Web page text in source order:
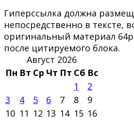
Гиперссылка должна
непосредственно в тексте,
оригинальный материал
после цитируемого блока.
Август 2026
Пн Вт Ср Чт Пт Сб Вс
1
2
3
4 5 6 7 8
9
10 11 12 13 14 15 16